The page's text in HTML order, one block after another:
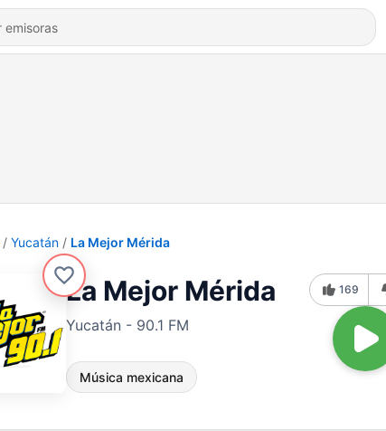
Yucatán La Mejor Mérida
La Mejor Mérida
Yucatán - 90.1 FM
Música mexicana
169